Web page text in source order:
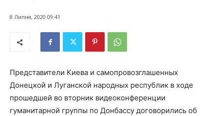
8 Липня, 2020 09:41
Представители Киева и самопровозглашенных
Донецкой и Луганской народных республик в ходе
прошедшей во вторник видеоконференции
гуманитарной группы по Донбассу договорились об